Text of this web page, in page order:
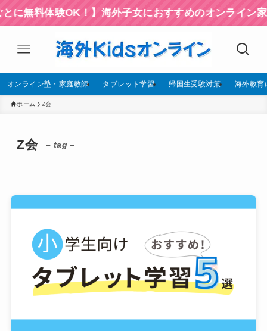
無料体験OK！】海外子女におすすめのオンライン家
オンライン塾・家庭教師 タブレット学習 帰国生受験対策 海外教育
ホーム Z会
Z会 – tag –